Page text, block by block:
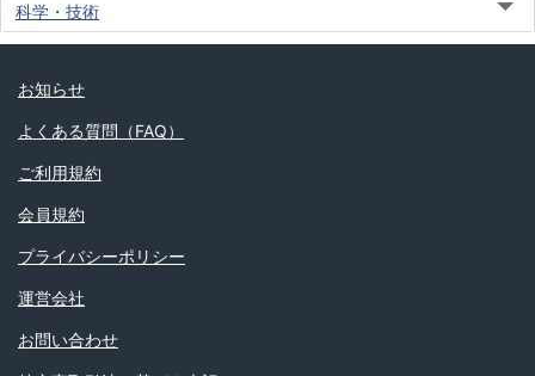
科学・技術
お知らせ
よくある質問（FAQ）
ご利用規約
会員規約
プライバシーポリシー
運営会社
お問い合わせ